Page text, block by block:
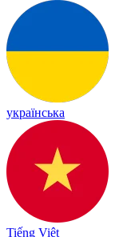
українська
Tiếng Việt